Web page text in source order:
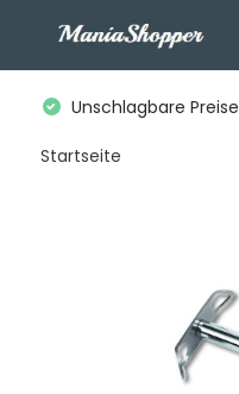
Unschlagbare Preise
Startseite